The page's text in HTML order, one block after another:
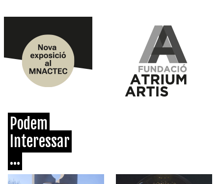
Podem
Interessar
...